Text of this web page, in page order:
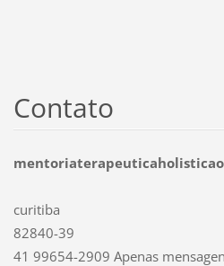
Contato
curitiba
82840-39
41 99654-2909 Apenas